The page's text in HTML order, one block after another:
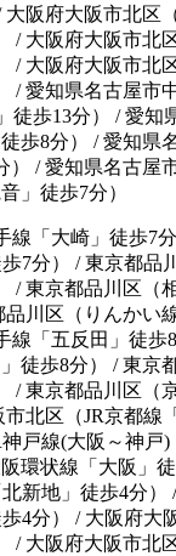
大阪府大阪市北区
/ 大阪府大阪市北
/ 大阪府大阪市北
/ 愛知県名古屋市
徒歩13分） / 愛知
歩8分） / 愛知県
） / 愛知県名古屋
」徒歩7分）
線「大崎」徒歩7分
7分）
/東京都品
/東京都品川区（
品川区（りんかい
線「五反田」徒歩8
徒歩8分）
/東京
/東京都品川区（
北区（JR京都線
戸線(大阪～神戸)
環状線「大阪」徒
新地」徒歩4分）
4分）
/ 大阪府大
/ 大阪府大阪市北